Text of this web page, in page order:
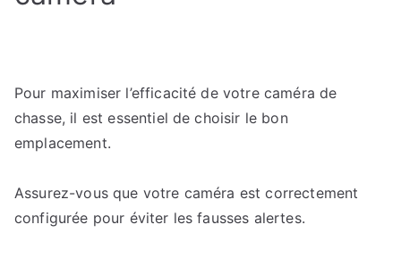
Pour maximiser l’efficacité de votre caméra de
chasse, il est essentiel de choisir le bon
emplacement.
Assurez-vous que votre caméra est correctement
configurée pour éviter les fausses alertes.